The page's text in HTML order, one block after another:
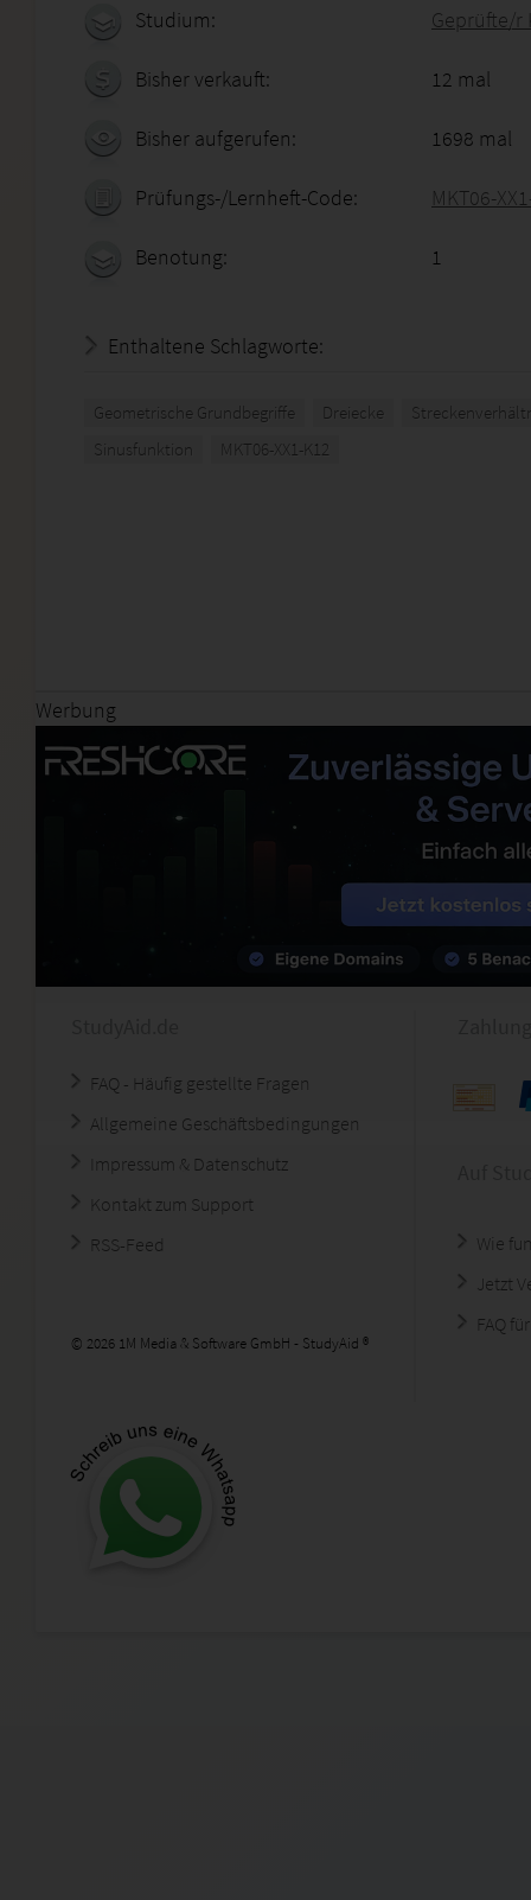
Studium: Geprüfte/r
Bisher verkauft: 12 mal
Bisher aufgerufen: 1698 mal
Prüfungs-/Lernheft-Code: MKT06-
Benotung: 1
Enthaltene Schlagworte:
Geometrische Grundbegriffe Dreiecke
Sinusfunktion
MKT06-XX1-K12
Werbung
FAQ - Häufig gestellte Fragen
Allgemeine Geschäftsbedingungen
Impressum & Datenschutz
Kontakt zum Support
RSS-Feed
© 2026 1M Media & Software GmbH - StudyAid ®
Wie
Jetzt
FAQ